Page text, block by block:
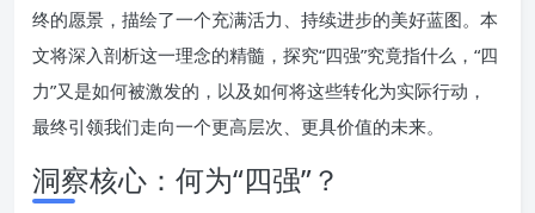
终的愿景，描绘了一个充满活力、持续进步的美好蓝图。本
文将深入剖析这一理念的精髓，探究“四强”究竟指什么，“四
力”又是如何被激发的，以及如何将这些转化为实际行动，
最终引领我们走向一个更高层次、更具价值的未来。
洞察核心：何为“四强”？